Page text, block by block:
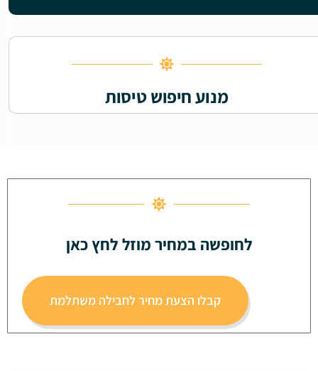
מנוע חיפוש טיסות
לחופשה במחיר מוזל לחץ כאן
קבלו הצעת מחיר לחבילה משתלמת